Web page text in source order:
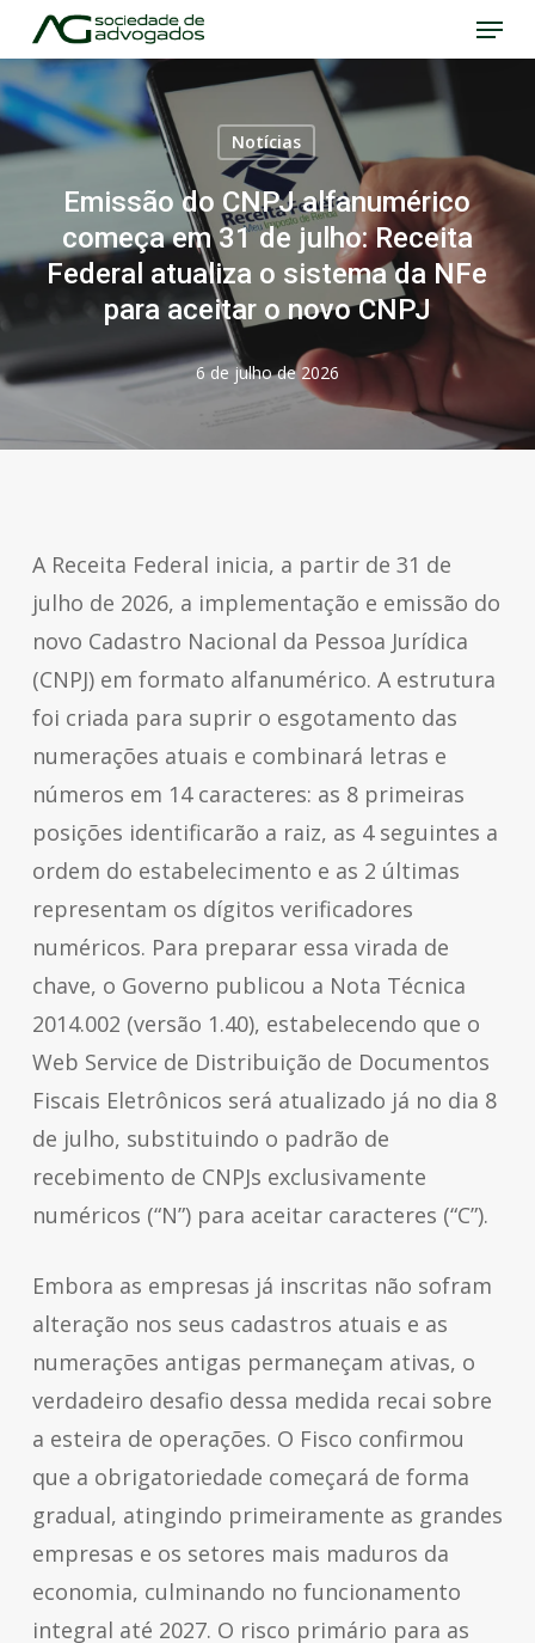
Skip
to
main
content
Menu
Notícias
Emissão do CNPJ alfanumérico
começa em 31 de julho: Receita
Federal atualiza o sistema da NFe
para aceitar o novo CNPJ
6 de julho de 2026
A Receita Federal inicia, a partir de 31 de
julho de 2026, a implementação e emissão do
novo Cadastro Nacional da Pessoa Jurídica
(CNPJ) em formato alfanumérico. A estrutura
foi criada para suprir o esgotamento das
numerações atuais e combinará letras e
números em 14 caracteres: as 8 primeiras
posições identificarão a raiz, as 4 seguintes a
ordem do estabelecimento e as 2 últimas
representam os dígitos verificadores
numéricos. Para preparar essa virada de
chave, o Governo publicou a Nota Técnica
2014.002 (versão 1.40), estabelecendo que o
Web Service de Distribuição de Documentos
Fiscais Eletrônicos será atualizado já no dia 8
de julho, substituindo o padrão de
recebimento de CNPJs exclusivamente
numéricos (“N”) para aceitar caracteres (“C”).
Embora as empresas já inscritas não sofram
alteração nos seus cadastros atuais e as
numerações antigas permaneçam ativas, o
verdadeiro desafio dessa medida recai sobre
a esteira de operações. O Fisco confirmou
que a obrigatoriedade começará de forma
gradual, atingindo primeiramente as grandes
empresas e os setores mais maduros da
economia, culminando no funcionamento
integral até 2027. O risco primário para as